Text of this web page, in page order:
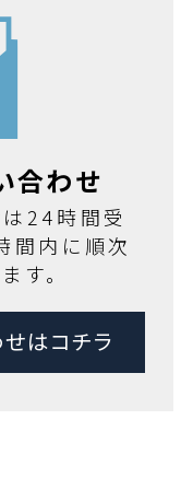
合わせ
24時間受
間内に順次
す。
はコチラ